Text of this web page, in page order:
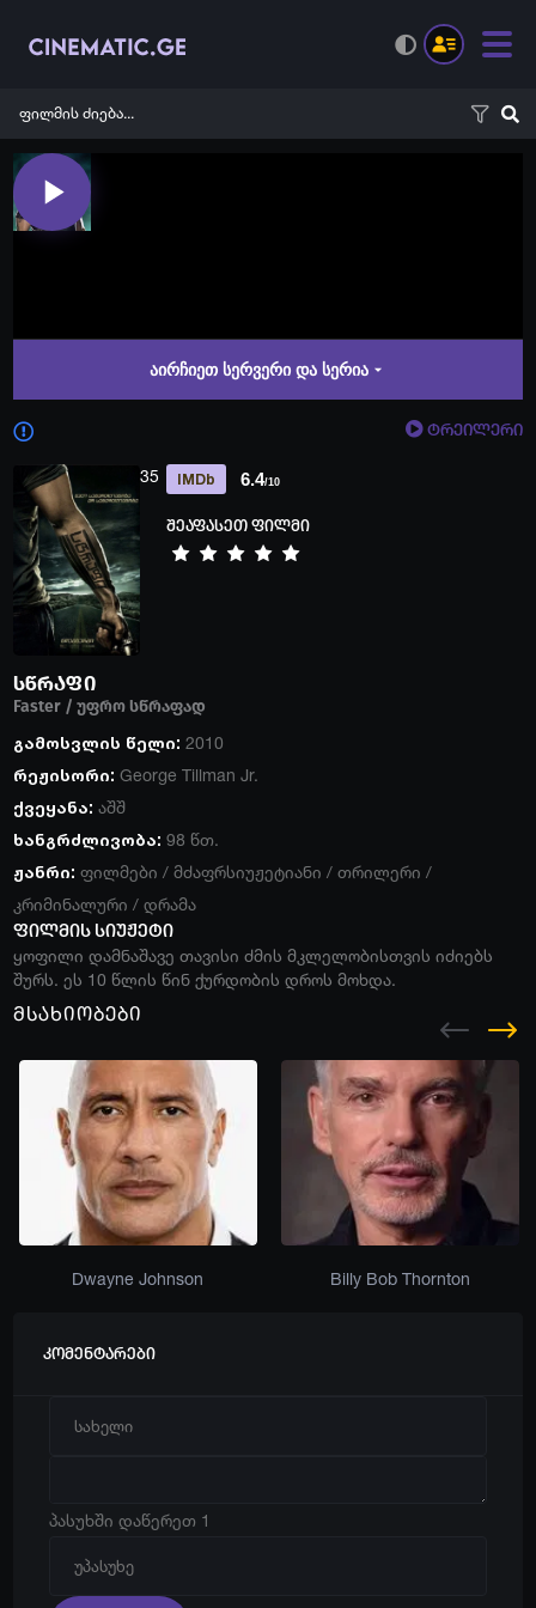
აირჩიეთ სერვერი და სერია
ტრეილერი
IMDb 6.4/10
შეაფასეთ ფილმი
35
სწრაფი
Faster / უფრო სწრაფად
გამოსვლის წელი: 2010
რეჟისორი: George Tillman Jr.
ქვეყანა: აშშ
ხანგრძლივობა: 98 წთ.
ჟანრი: ფილმები / მძაფრსიუჟეტიანი / თრილერი /
კრიმინალური / დრამა
ფილმის სიუჟეტი
ყოფილი დამნაშავე თავისი ძმის მკლელობისთვის იძიებს
შურს. ეს 10 წლის წინ ქურდობის დროს მოხდა.
მსახიობები
Dwayne Johnson Billy Bob Thornton
კომენტარები
პასუხში დაწერეთ 1